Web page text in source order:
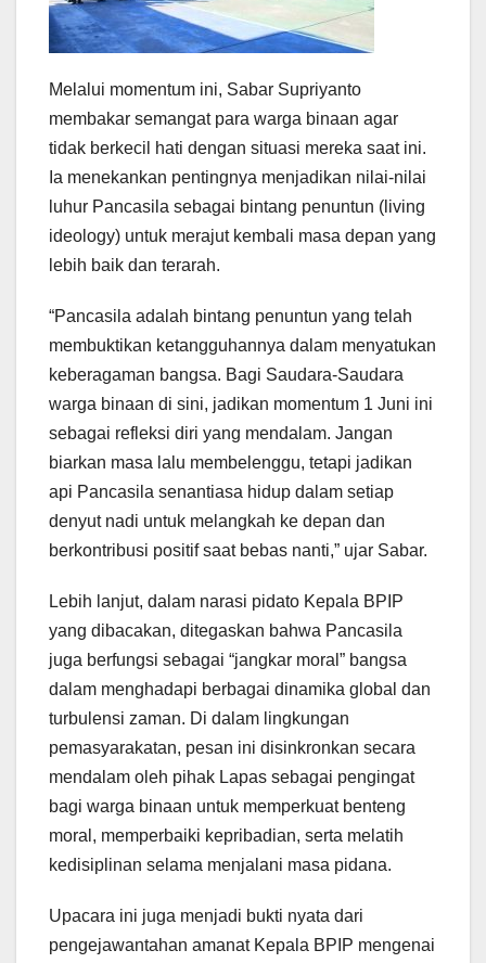
Melalui momentum ini, Sabar Supriyanto
membakar semangat para warga binaan agar
tidak berkecil hati dengan situasi mereka saat ini.
Ia menekankan pentingnya menjadikan nilai-nilai
luhur Pancasila sebagai bintang penuntun (living
ideology) untuk merajut kembali masa depan yang
lebih baik dan terarah.
“Pancasila adalah bintang penuntun yang telah
membuktikan ketangguhannya dalam menyatukan
keberagaman bangsa. Bagi Saudara-Saudara
warga binaan di sini, jadikan momentum 1 Juni ini
sebagai refleksi diri yang mendalam. Jangan
biarkan masa lalu membelenggu, tetapi jadikan
api Pancasila senantiasa hidup dalam setiap
denyut nadi untuk melangkah ke depan dan
berkontribusi positif saat bebas nanti,” ujar Sabar.
Lebih lanjut, dalam narasi pidato Kepala BPIP
yang dibacakan, ditegaskan bahwa Pancasila
juga berfungsi sebagai “jangkar moral” bangsa
dalam menghadapi berbagai dinamika global dan
turbulensi zaman. Di dalam lingkungan
pemasyarakatan, pesan ini disinkronkan secara
mendalam oleh pihak Lapas sebagai pengingat
bagi warga binaan untuk memperkuat benteng
moral, memperbaiki kepribadian, serta melatih
kedisiplinan selama menjalani masa pidana.
Upacara ini juga menjadi bukti nyata dari
pengejawantahan amanat Kepala BPIP mengenai